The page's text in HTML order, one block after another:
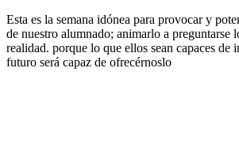
Esta es la semana idónea para provocar y
de nuestro alumnado; animarlo a preguntarse
realidad. porque lo que ellos sean capaces de
futuro será capaz de ofrecérnoslo